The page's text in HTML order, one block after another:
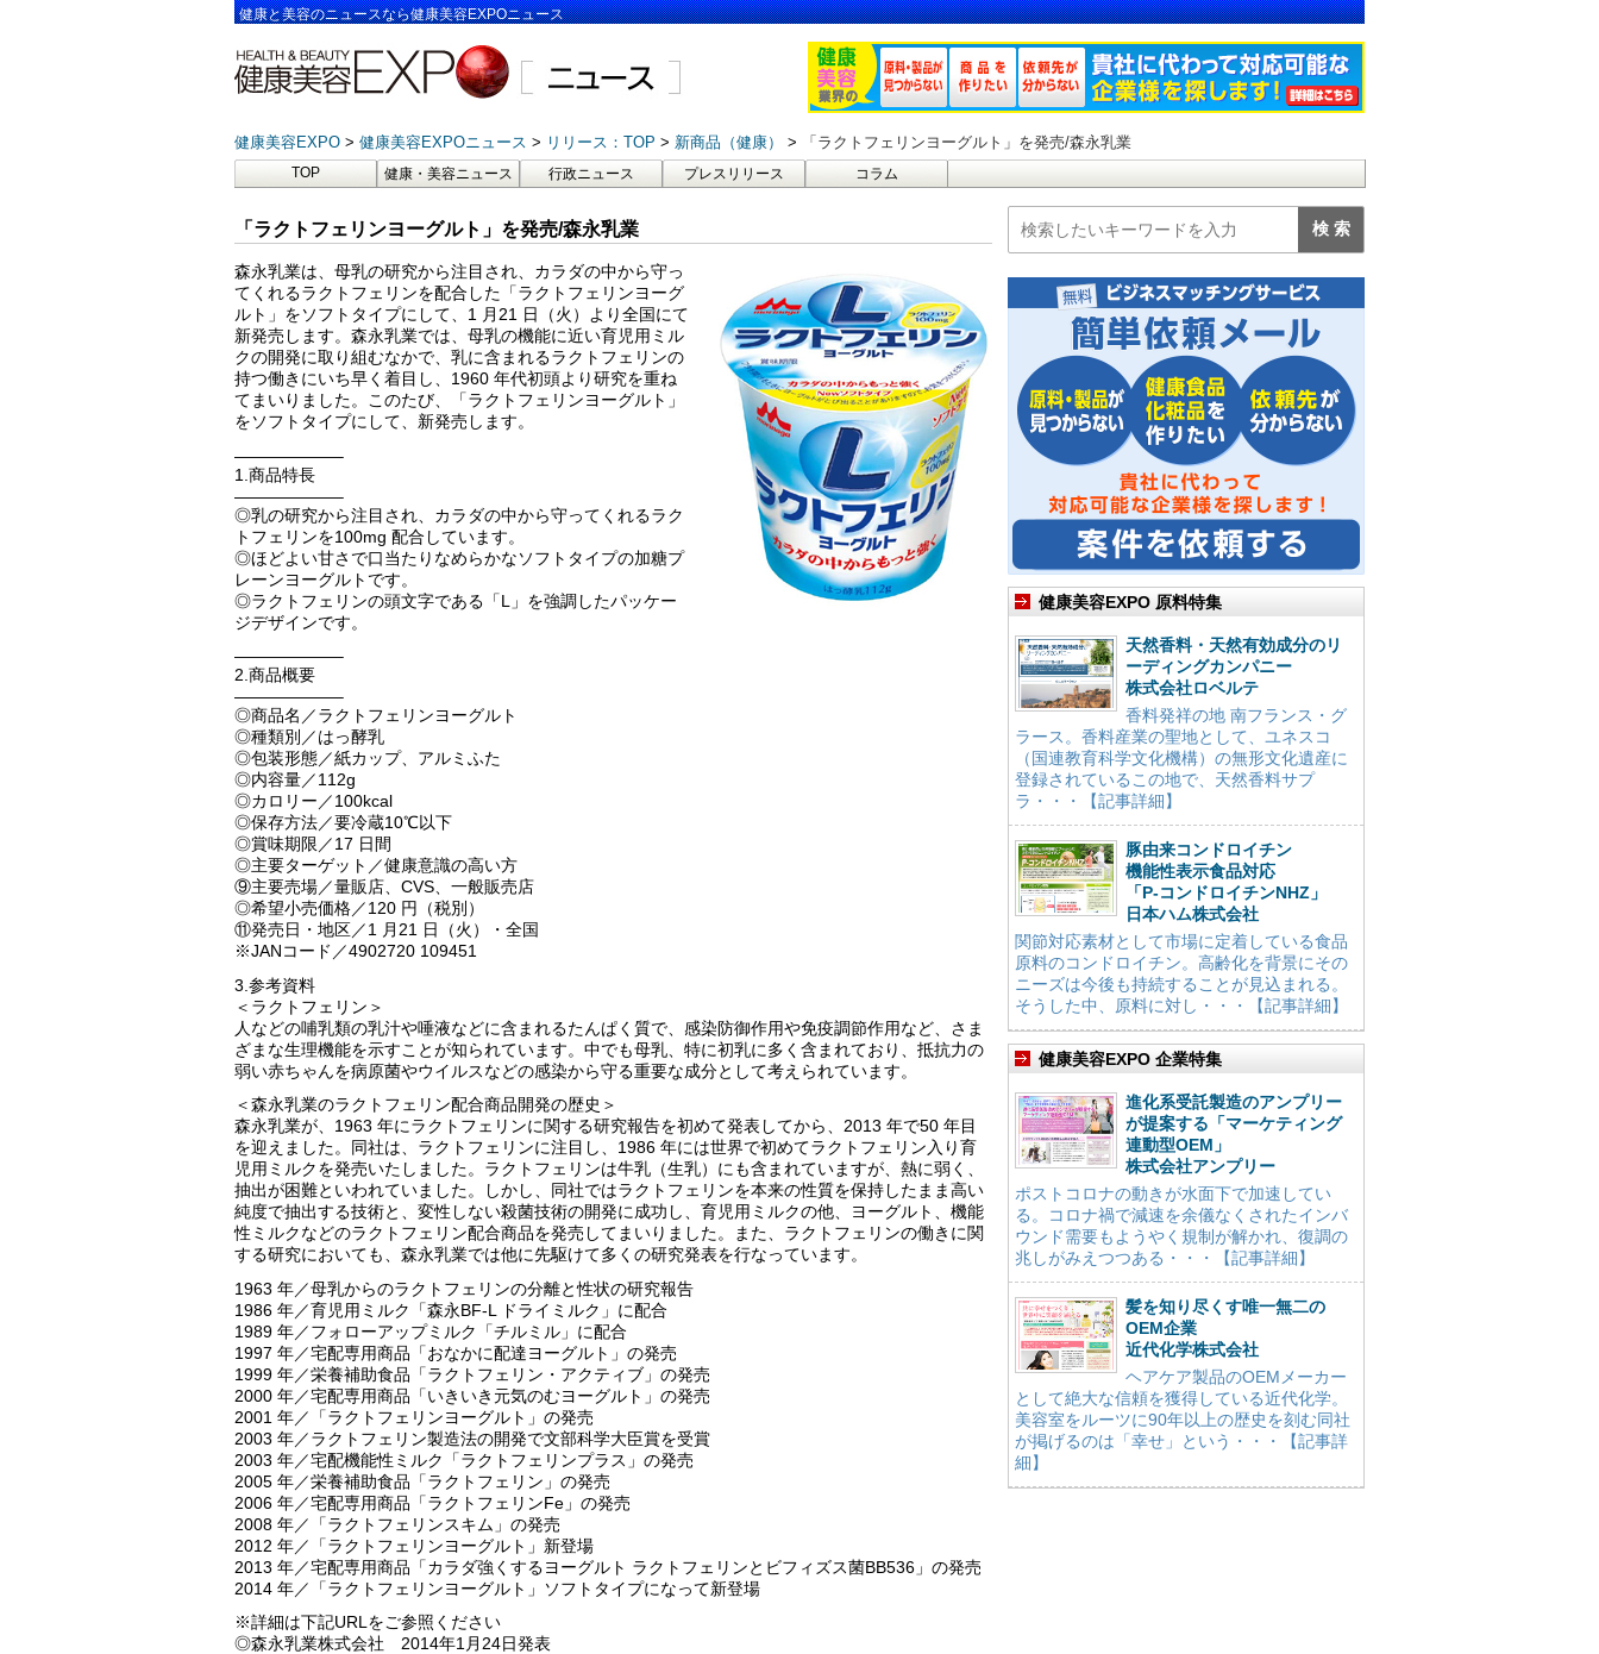
健康と美容のニュースなら健康美容EXPOニュース
健康美容EXPO 健康美容EXPOニュース リリース：TOP 新商品（健康） 「ラクトフェリンヨーグルト」を発売/森永乳業
TOP 健康・美容ニュース 行政ニュース プレスリリース コラム
「ラクトフェリンヨーグルト」を発売/森永乳業
森永乳業は、母乳の研究から注目され、カラダの中から守っ
てくれるラクトフェリンを配合した「ラクトフェリンヨーグ
ルト」をソフトタイプにして、1 月21 日（火）より全国にて
新発売します。森永乳業では、母乳の機能に近い育児用ミル
クの開発に取り組むなかで、乳に含まれるラクトフェリンの
持つ働きにいち早く着目し、1960 年代初頭より研究を重ね
てまいりました。このたび、「ラクトフェリンヨーグルト」
をソフトタイプにして、新発売します。
——————–
1.商品特長
——————–
◎乳の研究から注目され、カラダの中から守ってくれるラク
トフェリンを100mg 配合しています。
◎ほどよい甘さで口当たりなめらかなソフトタイプの加糖プ
レーンヨーグルトです。
◎ラクトフェリンの頭文字である「L」を強調したパッケー
ジデザインです。
——————–
2.商品概要
——————–
◎商品名／ラクトフェリンヨーグルト
◎種類別／はっ酵乳
◎包装形態／紙カップ、アルミふた
◎内容量／112g
◎カロリー／100kcal
◎保存方法／要冷蔵10℃以下
◎賞味期限／17 日間
◎主要ターゲット／健康意識の高い方
⑨主要売場／量販店、CVS、一般販売店
◎希望小売価格／120 円（税別）
⑪発売日・地区／1 月21 日（火）・全国
※JANコード／4902720 109451
3.参考資料
＜ラクトフェリン＞
人などの哺乳類の乳汁や唾液などに含まれるたんぱく質で、感染防御作用や免疫調節作用など、さま
ざまな生理機能を示すことが知られています。中でも母乳、特に初乳に多く含まれており、抵抗力の
弱い赤ちゃんを病原菌やウイルスなどの感染から守る重要な成分として考えられています。
＜森永乳業のラクトフェリン配合商品開発の歴史＞
森永乳業が、1963 年にラクトフェリンに関する研究報告を初めて発表してから、2013 年で50 年目
を迎えました。同社は、ラクトフェリンに注目し、1986 年には世界で初めてラクトフェリン入り育
児用ミルクを発売いたしました。ラクトフェリンは牛乳（生乳）にも含まれていますが、熱に弱く、
抽出が困難といわれていました。しかし、同社ではラクトフェリンを本来の性質を保持したまま高い
純度で抽出する技術と、変性しない殺菌技術の開発に成功し、育児用ミルクの他、ヨーグルト、機能
性ミルクなどのラクトフェリン配合商品を発売してまいりました。また、ラクトフェリンの働きに関
する研究においても、森永乳業では他に先駆けて多くの研究発表を行なっています。
1963 年／母乳からのラクトフェリンの分離と性状の研究報告
1986 年／育児用ミルク「森永BF-L ドライミルク」に配合
1989 年／フォローアップミルク「チルミル」に配合
1997 年／宅配専用商品「おなかに配達ヨーグルト」の発売
1999 年／栄養補助食品「ラクトフェリン・アクティブ」の発売
2000 年／宅配専用商品「いきいき元気のむヨーグルト」の発売
2001 年／「ラクトフェリンヨーグルト」の発売
2003 年／ラクトフェリン製造法の開発で文部科学大臣賞を受賞
2003 年／宅配機能性ミルク「ラクトフェリンプラス」の発売
2005 年／栄養補助食品「ラクトフェリン」の発売
2006 年／宅配専用商品「ラクトフェリンFe」の発売
2008 年／「ラクトフェリンスキム」の発売
2012 年／「ラクトフェリンヨーグルト」新登場
2013 年／宅配専用商品「カラダ強くするヨーグルト ラクトフェリンとビフィズス菌BB536」の発売
2014 年／「ラクトフェリンヨーグルト」ソフトタイプになって新登場
※詳細は下記URLをご参照ください
◎森永乳業株式会社 2014年1月24日発表
健康美容EXPO 原料特集
天然香料・天然有効成分のリ
ーディングカンパニー
株式会社ロベルテ
香料発祥の地 南フランス・グ
ラース。香料産業の聖地として、ユネスコ
（国連教育科学文化機構）の無形文化遺産に
登録されているこの地で、天然香料サプ
ラ・・・【記事詳細】
豚由来コンドロイチン
機能性表示食品対応
「P-コンドロイチンNHZ」
日本ハム株式会社
関節対応素材として市場に定着している食品
原料のコンドロイチン。高齢化を背景にその
ニーズは今後も持続することが見込まれる。
そうした中、原料に対し・・・【記事詳細】
健康美容EXPO 企業特集
進化系受託製造のアンプリー
が提案する「マーケティング
連動型OEM」
株式会社アンプリー
ポストコロナの動きが水面下で加速してい
る。コロナ禍で減速を余儀なくされたインバ
ウンド需要もようやく規制が解かれ、復調の
兆しがみえつつある・・・【記事詳細】
髪を知り尽くす唯一無二の
OEM企業
近代化学株式会社
ヘアケア製品のOEMメーカー
として絶大な信頼を獲得している近代化学。
美容室をルーツに90年以上の歴史を刻む同社
が掲げるのは「幸せ」という・・・【記事詳
細】